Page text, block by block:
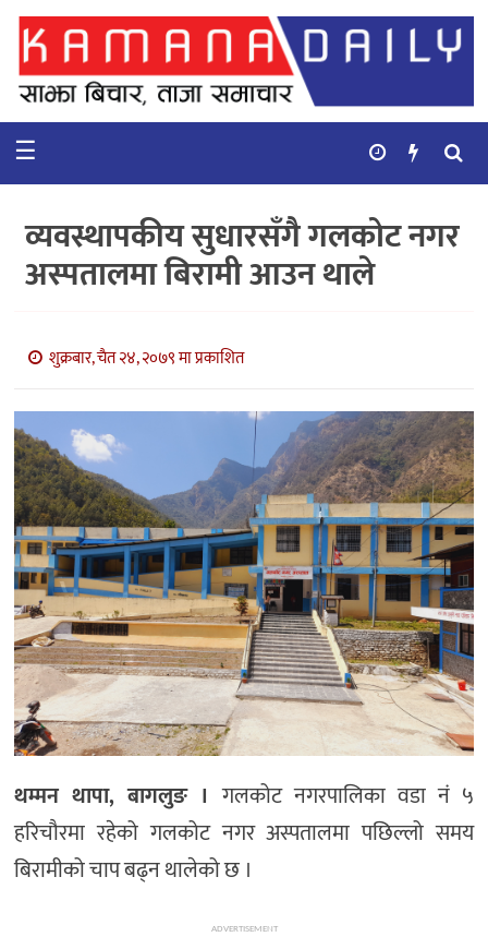
गृहपृष्ठ
समाचार
कुराकानी
बाणिज्य
भिडियो
सिफारिस
☰
व्यवस्थापकीय सुधारसँगै गलकोट नगर
अस्पतालमा बिरामी आउन थाले
शुक्रबार, चैत २४, २०७९ मा प्रकाशित
थम्मन थापा, बागलुङ ।गलकोट नगरपालिका वडा नं ५
हरिचौरमा रहेको गलकोट नगर अस्पतालमा पछिल्लो समय
बिरामीको चाप बढ्न थालेको छ ।
ADVERTISEMENT